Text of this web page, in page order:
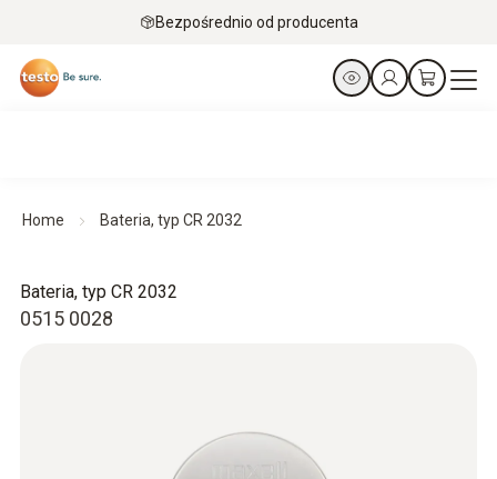
Bezpośrednio od producenta
Home Bateria, typ CR 2032
0515 0028
Bateria, typ CR 2032